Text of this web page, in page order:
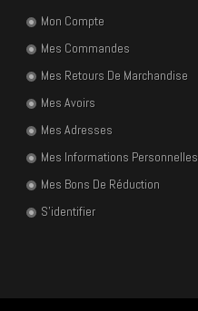
Mon Compte
Mes Commandes
Mes Retours De Marchandise
Mes Avoirs
Mes Adresses
Mes Informations Personnelles
Mes Bons De Réduction
S'identifier